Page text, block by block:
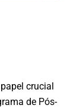
crucial
de Pós-